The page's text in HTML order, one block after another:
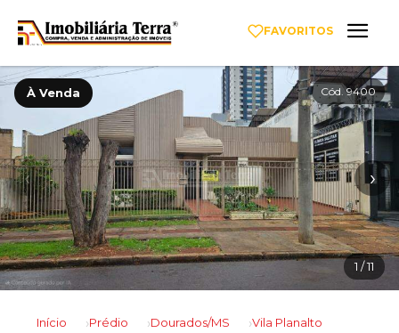
FAVORITOS
À Venda Cód. 9400
‹ ›
1 / 11
Início Prédio Dourados/MS
Vila Planalto